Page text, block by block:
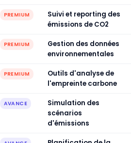
PREMIUM
Suivi et reporting des
émissions de CO2
PREMIUM
Gestion des données
environnementales
PREMIUM
Outils d'analyse de
l'empreinte carbone
AVANCE
Simulation des
scénarios
d'émissions